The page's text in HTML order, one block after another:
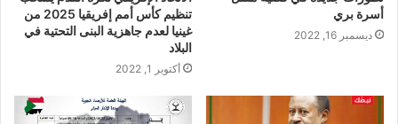
أسرة بري
ديسمبر 16, 2022
تنظيم كأس أمم إفريقيا 2025 من
غينيا لعدم جاهزية البنى التحتية في
البلاد
أكتوبر 1, 2022